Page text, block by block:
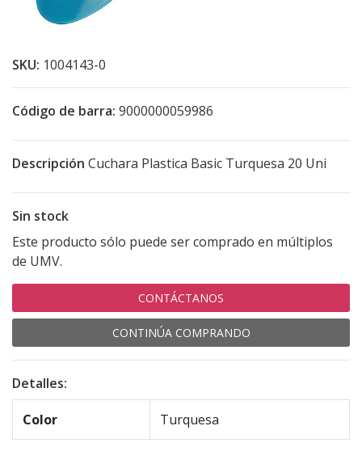
SKU: 1004143-0
Código de barra: 9000000059986
Descripción Cuchara Plastica Basic Turquesa 20 Uni
Sin stock
Este producto sólo puede ser comprado en múltiplos
de UMV.
CONTÁCTANOS
CONTINÚA COMPRANDO
Detalles:
Color Turquesa